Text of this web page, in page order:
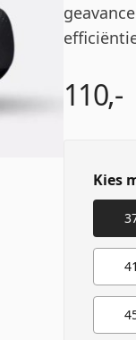
110,-
Kies
41